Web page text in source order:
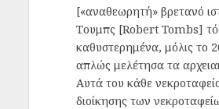
[«αναθεωρητή» βρετανό
Τουμπς [Robert Tombs]
καθυστερημένα, μόλις το
απλώς μελέτησα τα
Αυτά του κάθε
διοίκησης των